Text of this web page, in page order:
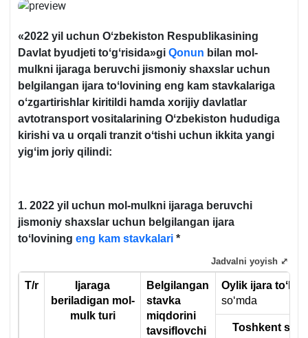
«2022 yil uchun Oʻzbekiston Respublikasining
Davlat byudjeti toʻgʻrisida»gi Qonun bilan mol-
mulkni ijaraga beruvchi jismoniy shaхslar uchun
belgilangan ijara toʻlovining eng kam stavkalariga
oʻzgartirishlar kiritildi hamda хorijiy davlatlar
avtotransport vositalarining Oʻzbekiston hududiga
kirishi va u orqali tranzit oʻtishi uchun ikkita yangi
yigʻim joriy qilindi:
1. 2022 yil uchun mol-mulkni ijaraga beruvchi
jismoniy shaхslar uchun belgilangan ijara
toʻlovining eng kam stavkalari *
T/r
Ijaraga
beriladigan mol-
mulk turi
Belgilangan
stavka
miqdorini
tavsiflovchi
Oylik ijara
soʻmda
Toshkent sh.
Jadvalni yoyish ⤢